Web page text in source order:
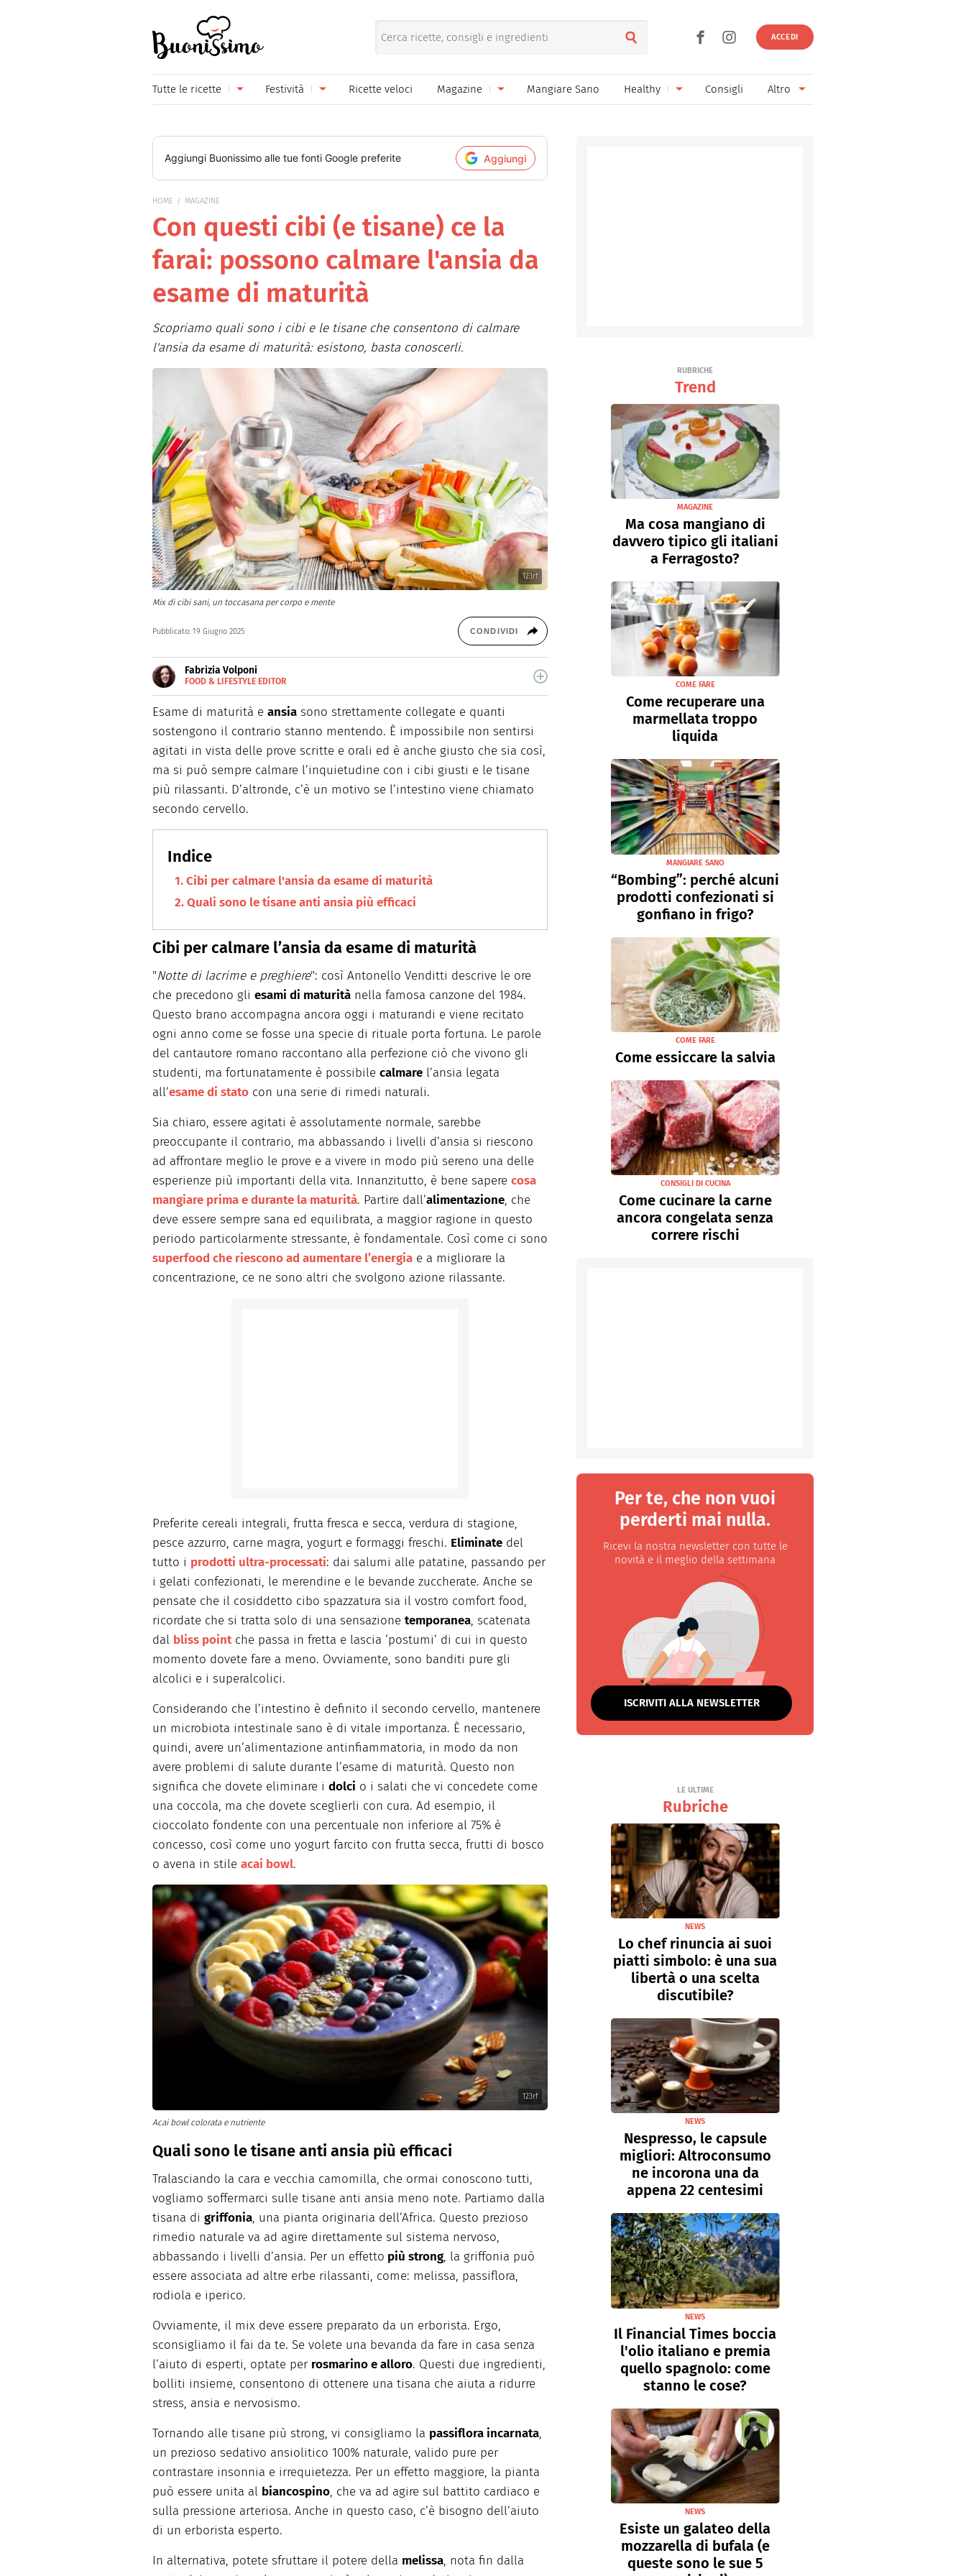
ACCEDI
Tutte le ricette
Primi piatti Pane pizza focacce
Secondi piatti Salse e sughi
Marmellate e confetture
Conserve
Formaggi Ricette di base
Frutta Bevande
Dolci
Festività
Carnevale
Festa della Donna
Festa della Mamma
Festa del Papà
Halloween
Natale
Pasqua
San Valentino
Ricette veloci Magazine Mangiare Sano Healthy Consigli Altro
Aggiungi Buonissimo alle tue fonti Google preferite Aggiungi
HOME MAGAZINE
Con questi cibi (e tisane) ce la
farai: possono calmare l'ansia da
esame di maturità
Scopriamo quali sono i cibi e le tisane che consentono di calmare
l'ansia da esame di maturità: esistono, basta conoscerli.
123rf
Mix di cibi sani, un toccasana per corpo e mente
Pubblicato: 19 Giugno 2025 CONDIVIDI
Fabrizia Volponi
FOOD & LIFESTYLE EDITOR
Nata nella città delle 100 torri, è laureata in Scienze Storiche. Curiosa e
schietta, scrive di lifestyle, food e green dal 2018.
Esame di maturità e ansia sono strettamente collegate e quanti
sostengono il contrario stanno mentendo. È impossibile non sentirsi
agitati in vista delle prove scritte e orali ed è anche giusto che sia così,
ma si può sempre calmare l’inquietudine con i cibi giusti e le tisane
più rilassanti. D’altronde, c’è un motivo se l’intestino viene chiamato
secondo cervello.
Cibi per calmare l'ansia da esame di maturità
Quali sono le tisane anti ansia più efficaci
Cibi per calmare l’ansia da esame di maturità
"Notte di lacrime e preghiere": così Antonello Venditti descrive le ore
che precedono gli esami di maturità nella famosa canzone del 1984.
Questo brano accompagna ancora oggi i maturandi e viene recitato
ogni anno come se fosse una specie di rituale porta fortuna. Le parole
del cantautore romano raccontano alla perfezione ciò che vivono gli
studenti, ma fortunatamente è possibile calmare l’ansia legata
all’esame di stato con una serie di rimedi naturali.
Sia chiaro, essere agitati è assolutamente normale, sarebbe
preoccupante il contrario, ma abbassando i livelli d’ansia si riescono
ad affrontare meglio le prove e a vivere in modo più sereno una delle
esperienze più importanti della vita. Innanzitutto, è bene sapere cosa
mangiare prima e durante la maturità. Partire dall’alimentazione, che
deve essere sempre sana ed equilibrata, a maggior ragione in questo
periodo particolarmente stressante, è fondamentale. Così come ci sono
superfood che riescono ad aumentare l’energia e a migliorare la
concentrazione, ce ne sono altri che svolgono azione rilassante.
Preferite cereali integrali, frutta fresca e secca, verdura di stagione,
pesce azzurro, carne magra, yogurt e formaggi freschi. Eliminate del
tutto i prodotti ultra-processati: dai salumi alle patatine, passando per
i gelati confezionati, le merendine e le bevande zuccherate. Anche se
pensate che il cosiddetto cibo spazzatura sia il vostro comfort food,
ricordate che si tratta solo di una sensazione temporanea, scatenata
dal bliss pointche passa in fretta e lascia ‘postumi’ di cui in questo
momento dovete fare a meno. Ovviamente, sono banditi pure gli
alcolici e i superalcolici.
Considerando che l’intestino è definito il secondo cervello, mantenere
un microbiota intestinale sano è di vitale importanza. È necessario,
quindi, avere un’alimentazione antinfiammatoria, in modo da non
avere problemi di salute durante l’esame di maturità. Questo non
significa che dovete eliminare i dolci o i salati che vi concedete come
una coccola, ma che dovete sceglierli con cura. Ad esempio, il
cioccolato fondente con una percentuale non inferiore al 75% è
concesso, così come uno yogurt farcito con frutta secca, frutti di bosco
o avena in stile acai bowl.
123rf
Acai bowl colorata e nutriente
Quali sono le tisane anti ansia più efficaci
Tralasciando la cara e vecchia camomilla, che ormai conoscono tutti,
vogliamo soffermarci sulle tisane anti ansia meno note. Partiamo dalla
tisana di griffonia, una pianta originaria dell’Africa. Questo prezioso
rimedio naturale va ad agire direttamente sul sistema nervoso,
abbassando i livelli d’ansia. Per un effetto più strong, la griffonia può
essere associata ad altre erbe rilassanti, come: melissa, passiflora,
rodiola e iperico.
Ovviamente, il mix deve essere preparato da un erborista. Ergo,
sconsigliamo il fai da te. Se volete una bevanda da fare in casa senza
l’aiuto di esperti, optate per rosmarino e alloro. Questi due ingredienti,
bolliti insieme, consentono di ottenere una tisana che aiuta a ridurre
stress, ansia e nervosismo.
Tornando alle tisane più strong, vi consigliamo la passiflora incarnata,
un prezioso sedativo ansiolitico 100% naturale, valido pure per
contrastare insonnia e irrequietezza. Per un effetto maggiore, la pianta
può essere unita al biancospino, che va ad agire sul battito cardiaco e
sulla pressione arteriosa. Anche in questo caso, c’è bisogno dell’aiuto
di un erborista esperto.
In alternativa, potete sfruttare il potere della melissa, nota fin dalla
RUBRICHE
Trend
MAGAZINE
Ma cosa mangiano di
davvero tipico gli italiani
a Ferragosto?
COME FARE
Come recuperare una
marmellata troppo
liquida
MANGIARE SANO
“Bombing”: perché alcuni
prodotti confezionati si
gonfiano in frigo?
COME FARE
Come essiccare la salvia
CONSIGLI DI CUCINA
Come cucinare la carne
ancora congelata senza
correre rischi
Per te, che non vuoi
perderti mai nulla.
Ricevi la nostra newsletter con tutte le
novità e il meglio della settimana
ISCRIVITI ALLA NEWSLETTER
LE ULTIME
Rubriche
NEWS
Lo chef rinuncia ai suoi
piatti simbolo: è una sua
libertà o una scelta
discutibile?
NEWS
Nespresso, le capsule
migliori: Altroconsumo
ne incorona una da
appena 22 centesimi
NEWS
Il Financial Times boccia
l'olio italiano e premia
quello spagnolo: come
stanno le cose?
NEWS
Esiste un galateo della
mozzarella di bufala (e
queste sono le sue 5